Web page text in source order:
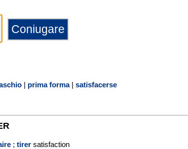
| prima forma| satisfacerse
; tirer satisfaction